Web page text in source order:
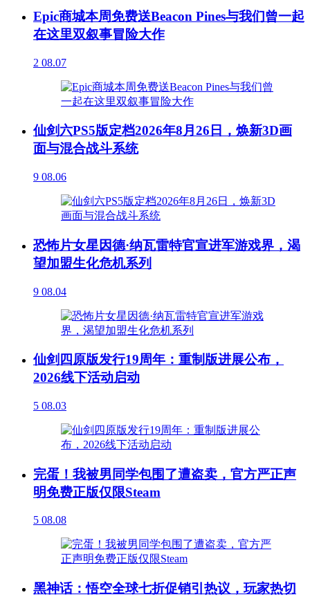
Epic商城本周免费送Beacon Pines与我们曾一起
在这里双叙事冒险大作
2 08.07
仙剑六PS5版定档2026年8月26日，焕新3D画
面与混合战斗系统
9 08.06
恐怖片女星因德·纳瓦雷特官宣进军游戏界，渴
望加盟生化危机系列
9 08.04
仙剑四原版发行19周年：重制版进展公布，
2026线下活动启动
5 08.03
完蛋！我被男同学包围了遭盗卖，官方严正声
明免费正版仅限Steam
5 08.08
黑神话：悟空全球七折促销引热议，玩家热切